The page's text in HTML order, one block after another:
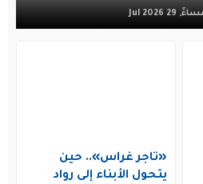
«تاجر غراس».. حين
يتحول الأبناء إلى رواد